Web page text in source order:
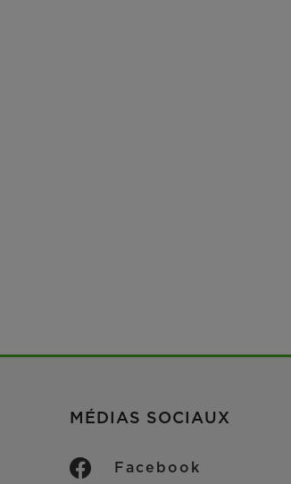
MÉDIAS SOCIAUX
Facebook